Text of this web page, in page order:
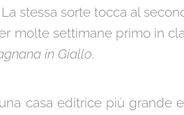
La stessa sorte tocca al
molte settimane primo in
in Giallo.
casa editrice più grande